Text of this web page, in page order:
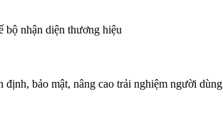
bộ nhận diện thương hiệu
bảo mật, nâng cao trải nghiệm người dùng